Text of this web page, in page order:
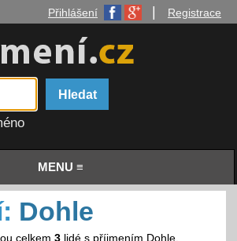
Přihlášení Registrace
MENU ≡
Dohle
celkem 3lidé s příjmením Dohle.